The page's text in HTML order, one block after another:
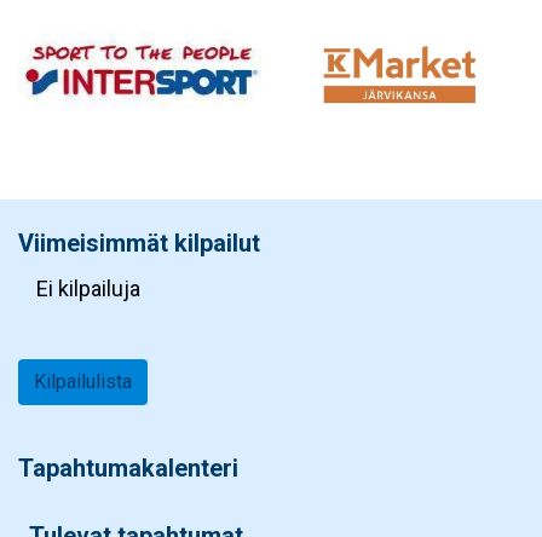
Viimeisimmät kilpailut
Ei kilpailuja
Kilpailulista
Tapahtumakalenteri